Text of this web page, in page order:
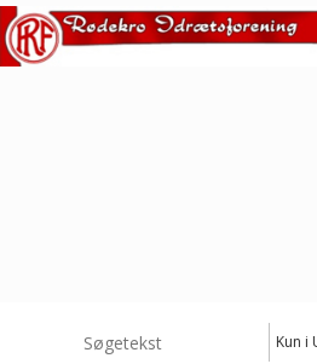
Kun i